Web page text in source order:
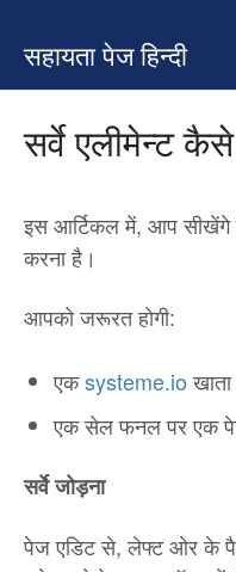
सहायता पेज हिन्दी
सर्वे एलीमेन्ट
इस आर्टिकल में, आप सीखेंगे
करना है।
आपको जरूरत होगी:
एकsysteme.ioखाता
एक सेल फनल पर एक
सर्वे जोड़ना
पेज एडिट से, लेफ्ट ओर के